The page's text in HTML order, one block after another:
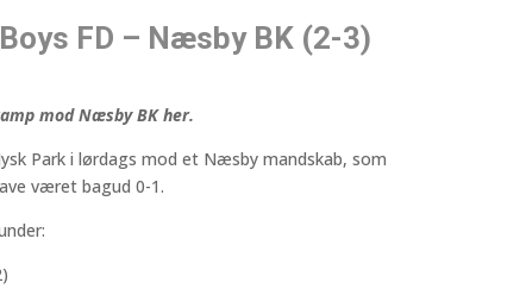
FD – Næsby BK (2-3)
mod Næsby BK her.
Park i lørdags mod et Næsby mandskab, som
været bagud 0-1.